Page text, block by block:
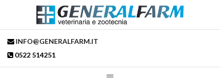
INFO@GENERALFARM.IT
0522 514251